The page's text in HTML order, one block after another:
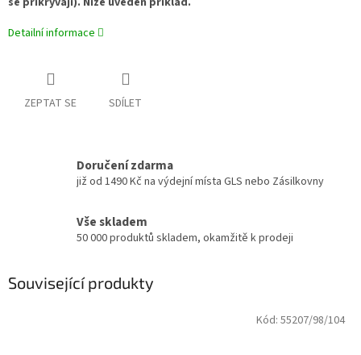
Detailní informace
ZEPTAT SE SDÍLET
Doručení zdarma
již od 1490 Kč na výdejní místa GLS nebo Zásilkovny
Vše skladem
50 000 produktů skladem, okamžitě k prodeji
Související produkty
Kód: 55207/98/104